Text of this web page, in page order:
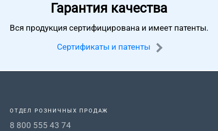
Гарантия качества
Вся продукция сертифицирована и имеет патенты.
Сертификаты и патенты
ОТДЕЛ РОЗНИЧНЫХ ПРОДАЖ
8 800 555 43 74